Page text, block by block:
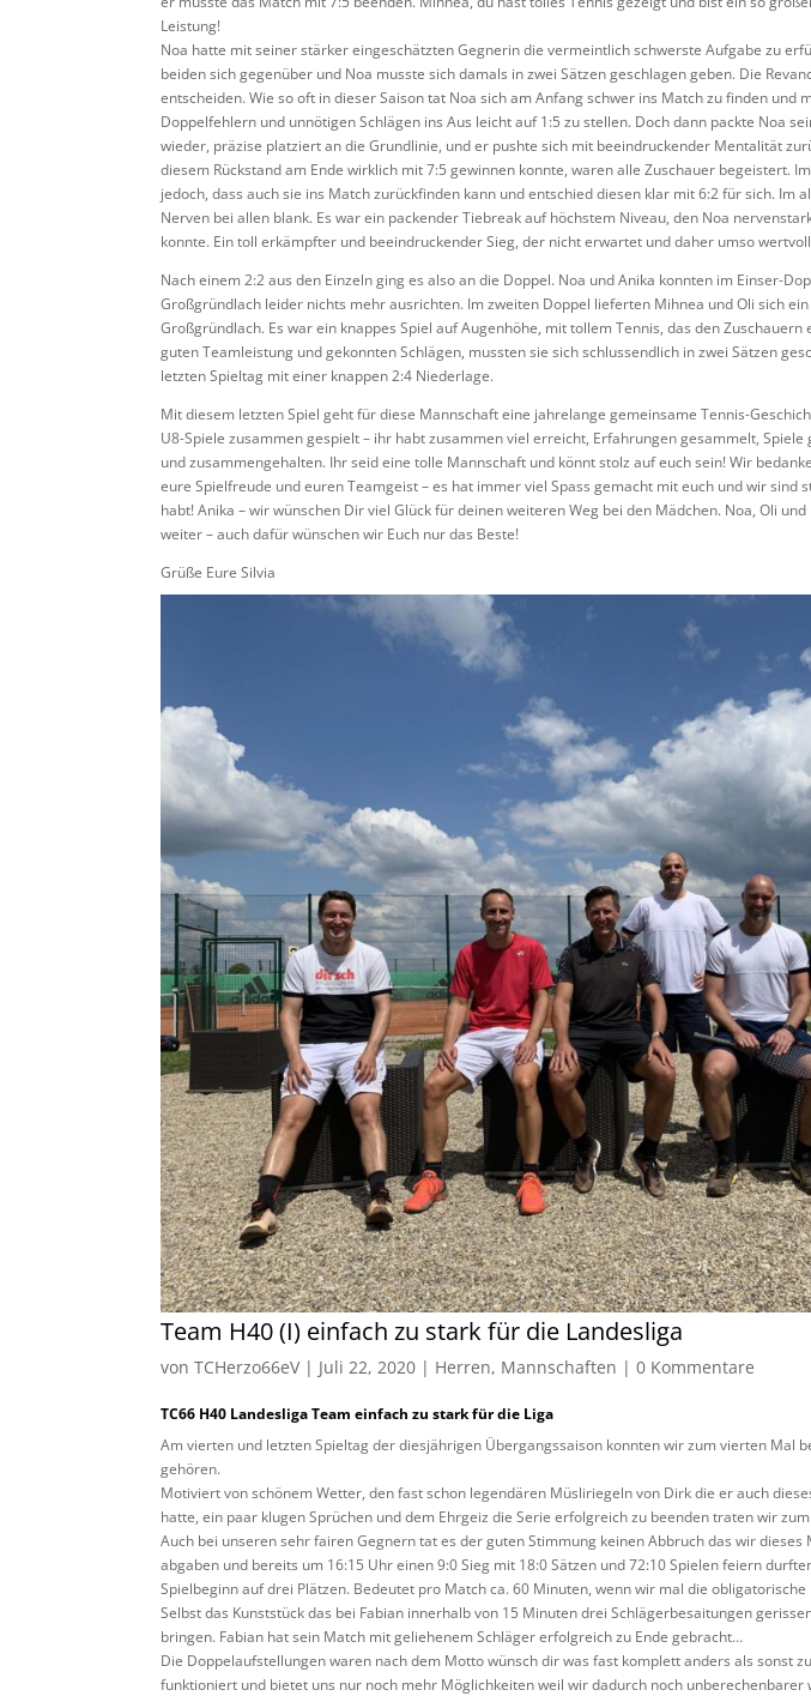
Leistung!
Noa hatte mit seiner stärker eingeschätzten Gegnerin die vermeintlich schwerste Aufgabe zu
beiden sich gegenüber und Noa musste sich damals in zwei Sätzen geschlagen geben. Die
entscheiden. Wie so oft in dieser Saison tat Noa sich am Anfang schwer ins Match zu finden und
Doppelfehlern und unnötigen Schlägen ins Aus leicht auf 1:5 zu stellen. Doch dann packte Noa
wieder, präzise platziert an die Grundlinie, und er pushte sich mit beeindruckender Mentalität
diesem Rückstand am Ende wirklich mit 7:5 gewinnen konnte, waren alle Zuschauer begeistert.
jedoch, dass auch sie ins Match zurückfinden kann und entschied diesen klar mit 6:2 für sich. Im
Nerven bei allen blank. Es war ein packender Tiebreak auf höchstem Niveau, den Noa
konnte. Ein toll erkämpfter und beeindruckender Sieg, der nicht erwartet und daher umso
Nach einem 2:2 aus den Einzeln ging es also an die Doppel. Noa und Anika konnten im Einser-
Großgründlach leider nichts mehr ausrichten. Im zweiten Doppel lieferten Mihnea und Oli sich
Großgründlach. Es war ein knappes Spiel auf Augenhöhe, mit tollem Tennis, das den
guten Teamleistung und gekonnten Schlägen, mussten sie sich schlussendlich in zwei Sätzen
letzten Spieltag mit einer knappen 2:4 Niederlage.
Mit diesem letzten Spiel geht für diese Mannschaft eine jahrelange gemeinsame Tennis-
U8-Spiele zusammen gespielt – ihr habt zusammen viel erreicht, Erfahrungen gesammelt,
und zusammengehalten. Ihr seid eine tolle Mannschaft und könnt stolz auf euch sein! Wir
eure Spielfreude und euren Teamgeist – es hat immer viel Spass gemacht mit euch und wir sind
habt! Anika – wir wünschen Dir viel Glück für deinen weiteren Weg bei den Mädchen. Noa, Oli
weiter – auch dafür wünschen wir Euch nur das Beste!
Grüße Eure Silvia
Team H40 (I) einfach zu stark für die Landesliga
vonTCHerzo66eV| Juli 22, 2020 | Herren, Mannschaften |0 Kommentare
TC66 H40 Landesliga Team einfach zu stark für die Liga
Am vierten und letzten Spieltag der diesjährigen Übergangssaison konnten wir zum vierten Mal
gehören.
Motiviert von schönem Wetter, den fast schon legendären Müsliriegeln von Dirk die er auch
hatte, ein paar klugen Sprüchen und dem Ehrgeiz die Serie erfolgreich zu beenden traten wir
Auch bei unseren sehr fairen Gegnern tat es der guten Stimmung keinen Abbruch das wir
abgaben und bereits um 16:15 Uhr einen 9:0 Sieg mit 18:0 Sätzen und 72:10 Spielen feiern
Spielbeginn auf drei Plätzen. Bedeutet pro Match ca. 60 Minuten, wenn wir mal die
Selbst das Kunststück das bei Fabian innerhalb von 15 Minuten drei Schlägerbesaitungen
bringen. Fabian hat sein Match mit geliehenem Schläger erfolgreich zu Ende gebracht…
Die Doppelaufstellungen waren nach dem Motto wünsch dir was fast komplett anders als sonst
funktioniert und bietet uns nur noch mehr Möglichkeiten weil wir dadurch noch unberechenbarer